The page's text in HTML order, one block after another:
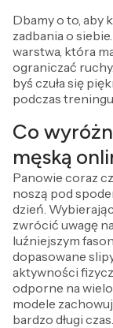
Dbamy o to, aby
zadbania o
warstwa, która
ograniczać
byś czuła się
podczas
Co
męską
Panowie coraz
noszą pod
dzień.
zwrócić uwagę
luźniejszym
dopasowane
aktywności
odporne na
modele
bardzo długi czas.